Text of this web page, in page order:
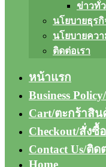
ข่าวทั่
นโยบายธุรกิ
นโยบายคว
ติดต่อเรา
หน้าแรก
Business
Cart/ตะกร้าสิน
Checkout/สั่งซื้
Contact Us/ติด
Home